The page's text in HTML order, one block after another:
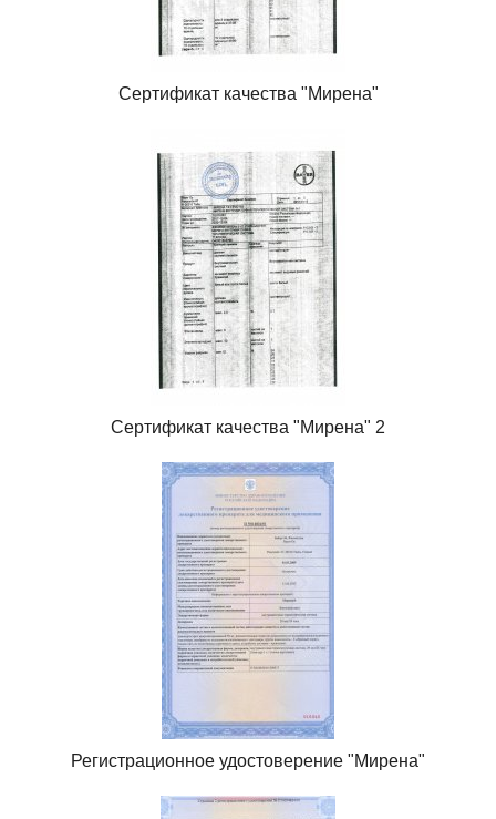
Сертификат качества "Мирена"
Сертификат качества "Мирена" 2
Регистрационное удостоверение "Мирена"